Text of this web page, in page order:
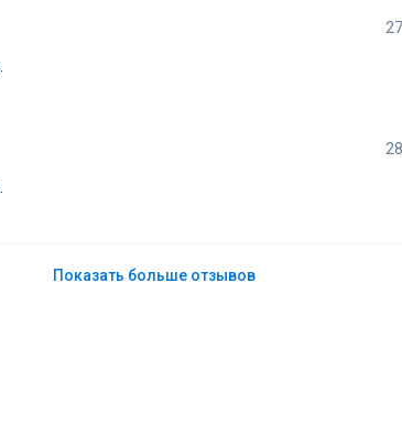
Показать больше отзывов